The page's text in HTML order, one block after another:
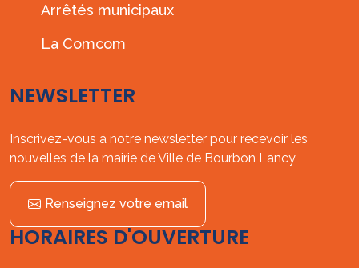
Arrêtés municipaux
La Comcom
NEWSLETTER
Inscrivez-vous à notre newsletter pour recevoir les
nouvelles de la mairie de Ville de Bourbon Lancy
Renseignez votre email
HORAIRES D'OUVERTURE